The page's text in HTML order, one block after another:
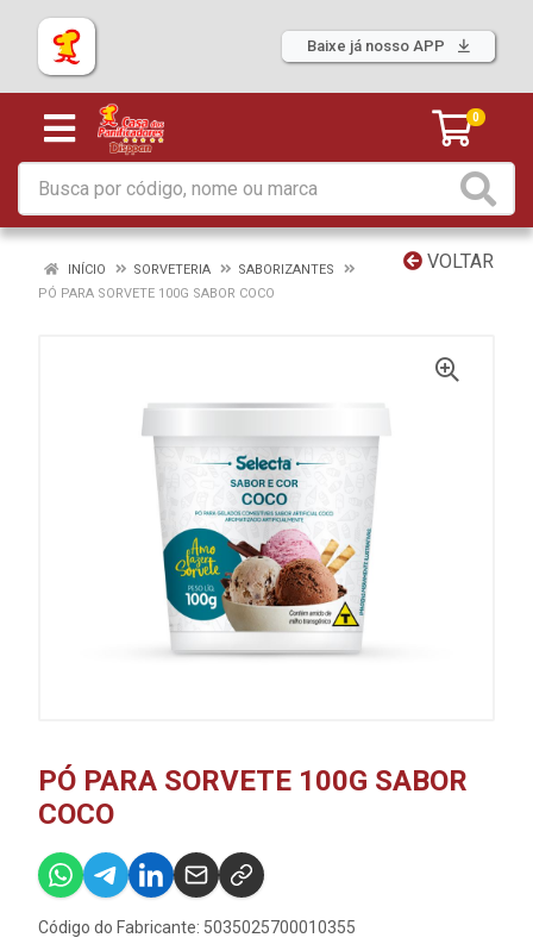
Baixe já nosso APP
0
VOLTAR
INÍCIO SORVETERIA
SABORIZANTES
PÓ PARA SORVETE 100G SABOR COCO
PÓ PARA SORVETE 100G SABOR
COCO
Código do Fabricante: 5035025700010355